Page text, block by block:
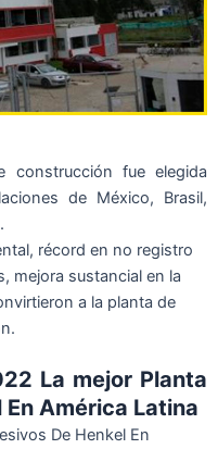
construcción fue elegida
de México, Brasil,
récord en no registro
mejora sustancial en la
a la planta de
La mejor Planta
América Latina
De Henkel En